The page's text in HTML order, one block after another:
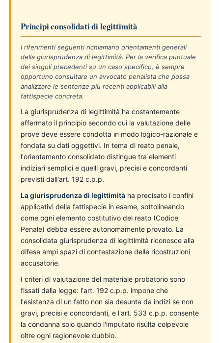
Principi consolidati di legittimità
I riferimenti seguenti richiamano orientamenti generali
della giurisprudenza di legittimità. Per la verifica puntuale
dei singoli precedenti su un caso specifico, è sempre
opportuno consultare un avvocato penalista che possa
analizzare le sentenze più recenti applicabili alla
fattispecie concreta.
La giurisprudenza di legittimità ha costantemente
affermato il principio secondo cui la valutazione delle
prove deve essere condotta in modo logico-razionale e
fondata su dati oggettivi. In tema di reato penale,
l'orientamento consolidato distingue tra elementi
indiziari semplici e quelli gravi, precisi e concordanti
previsti dall'art. 192 c.p.p.
La giurisprudenza di legittimità ha precisato i confini
applicativi della fattispecie in esame, sottolineando
come ogni elemento costitutivo del reato (Codice
Penale) debba essere autonomamente provato. La
consolidata giurisprudenza di legittimità riconosce alla
difesa ampi spazi di contestazione delle ricostruzioni
accusatorie.
I criteri di valutazione del materiale probatorio sono
fissati dalla legge: l'art. 192 c.p.p. impone che
l'esistenza di un fatto non sia desunta da indizi se non
gravi, precisi e concordanti, e l'art. 533 c.p.p. consente
la condanna solo quando l'imputato risulta colpevole
oltre ogni ragionevole dubbio.